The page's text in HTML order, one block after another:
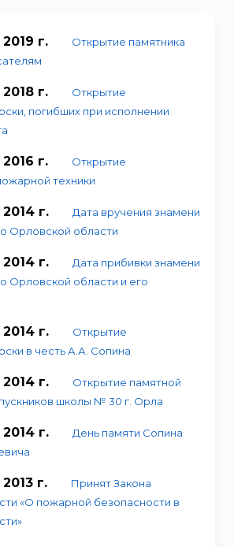
2019 г.
Открытие памятника
2018 г.
Открытие
погибших при исполнении
2016 г.
Открытие
техники
2014 г.
Дата вручения знамени
Орловской области
2014 г.
Дата прибивки знамени
Орловской области и его
2014 г.
Открытие
в честь А.А. Сопина
2014 г.
Открытие памятной
школы № 30 г. Орла
2014 г.
День памяти Сопина
2013 г.
Принят Закона
«О пожарной безопасности в